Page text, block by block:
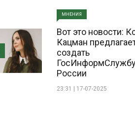
МНЕНИЯ
Вот это новости:
Кацман
создать
России
23:31 | 17-07-2025